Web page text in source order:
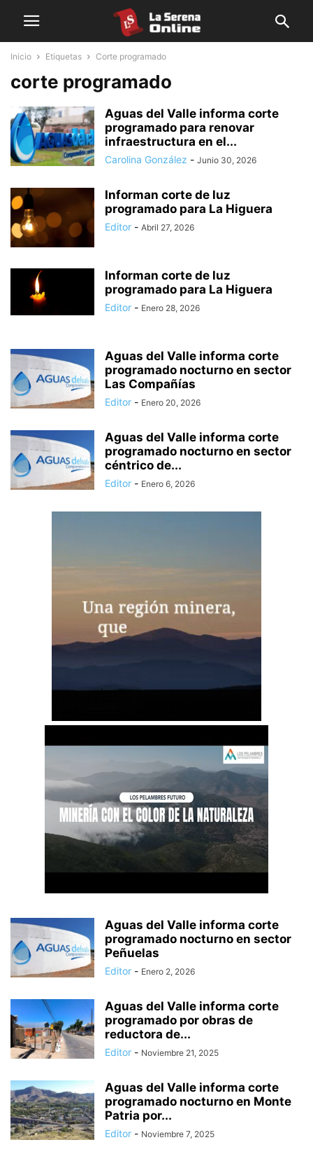
Inicio Etiquetas Corte programado
corte programado
Aguas del Valle informa corte
programado para renovar
infraestructura en el...
Carolina González - Junio 30, 2026
Informan corte de luz
programado para La Higuera
Editor - Abril 27, 2026
Informan corte de luz
programado para La Higuera
Editor - Enero 28, 2026
Aguas del Valle informa corte
programado nocturno en sector
Las Compañías
Editor - Enero 20, 2026
Aguas del Valle informa corte
programado nocturno en sector
céntrico de...
Editor - Enero 6, 2026
Aguas del Valle informa corte
programado nocturno en sector
Peñuelas
Editor - Enero 2, 2026
Aguas del Valle informa corte
programado por obras de
reductora de...
Editor - Noviembre 21, 2025
Aguas del Valle informa corte
programado nocturno en Monte
Patria por...
Editor - Noviembre 7, 2025